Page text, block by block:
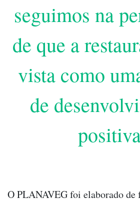
seguimos na
de que a
vista como
de
O PLANAVEG foi elaborado de